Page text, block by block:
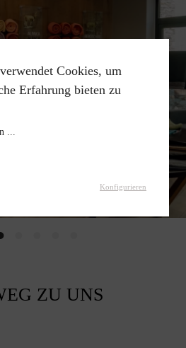
ZU UNS
Cookies, um
Erfahrung bieten zu
...
Konfigurieren